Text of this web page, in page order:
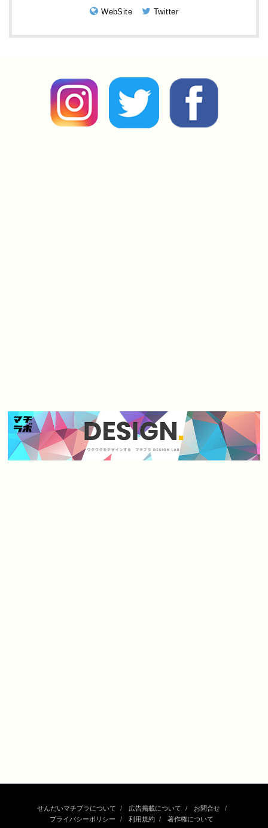
WebSite Twitter
せんだいマチプラについて 広告掲載について
お問合せ
プライバシーポリシー
利用規約 著作権について